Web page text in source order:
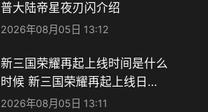
普大陆帝星夜刃闪介绍
2026年08月05日 13:12
新三国荣耀再起上线时间是什么
时候 新三国荣耀再起上线日期
一览
2026年08月05日 13:11